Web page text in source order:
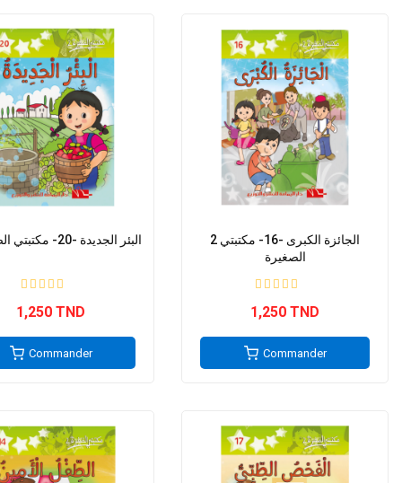
2 البئر الجديدة -20- مكتبتي الصغيرة
1,250 TND
Commander
2 الجائزة الكبرى -16- مكتبتي
الصغيرة
1,250 TND
Commander